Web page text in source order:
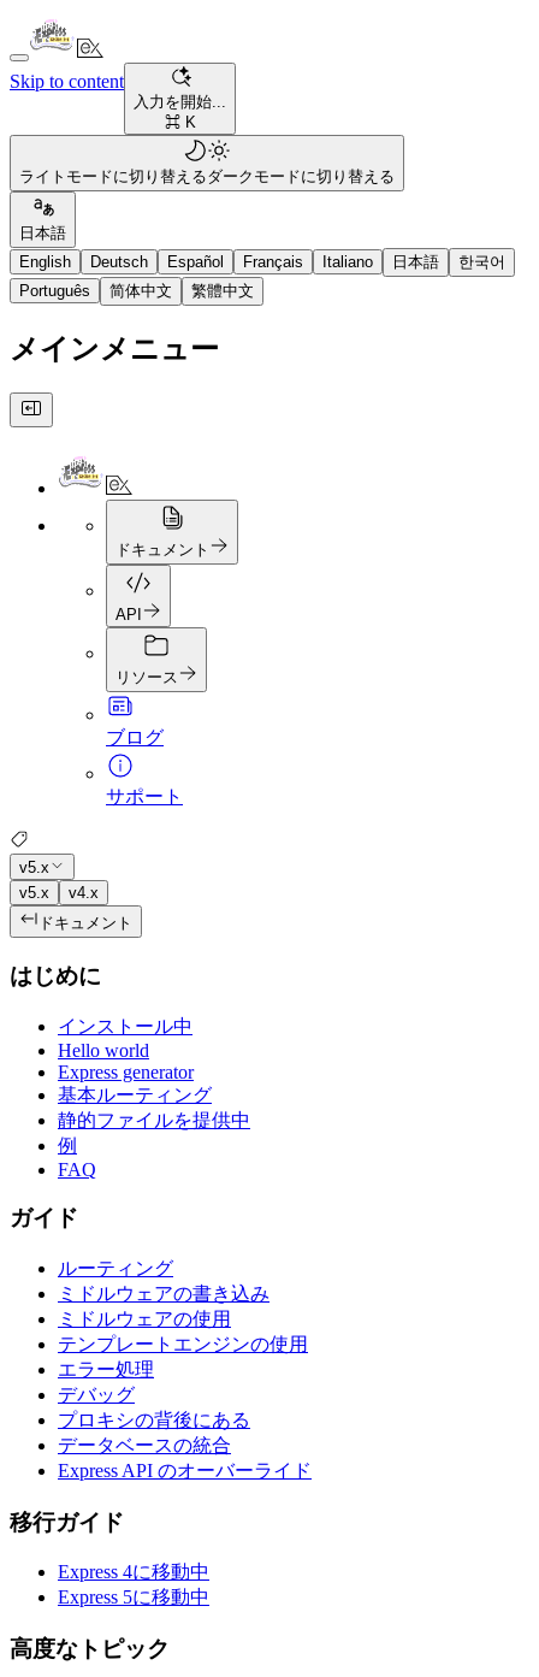
Skip to content
入力を開始...
⌘ K
ライトモードに切り替えるダークモードに切り替える
日本語
English
Deutsch Español Français Italiano 日本語
한국어
Português
简体中文 繁體中文
メインメニュー
ドキュメント
API
リソース
ブログ
サポート
v5.x
v5.x
v4.x
ドキュメント
はじめに
インストール中
Hello world
Express generator
基本ルーティング
静的ファイルを提供中
例
FAQ
ガイド
ルーティング
ミドルウェアの書き込み
ミドルウェアの使用
テンプレートエンジンの使用
エラー処理
デバッグ
プロキシの背後にある
データベースの統合
Express API のオーバーライド
移行ガイド
Express 4に移動中
Express 5に移動中
高度なトピック